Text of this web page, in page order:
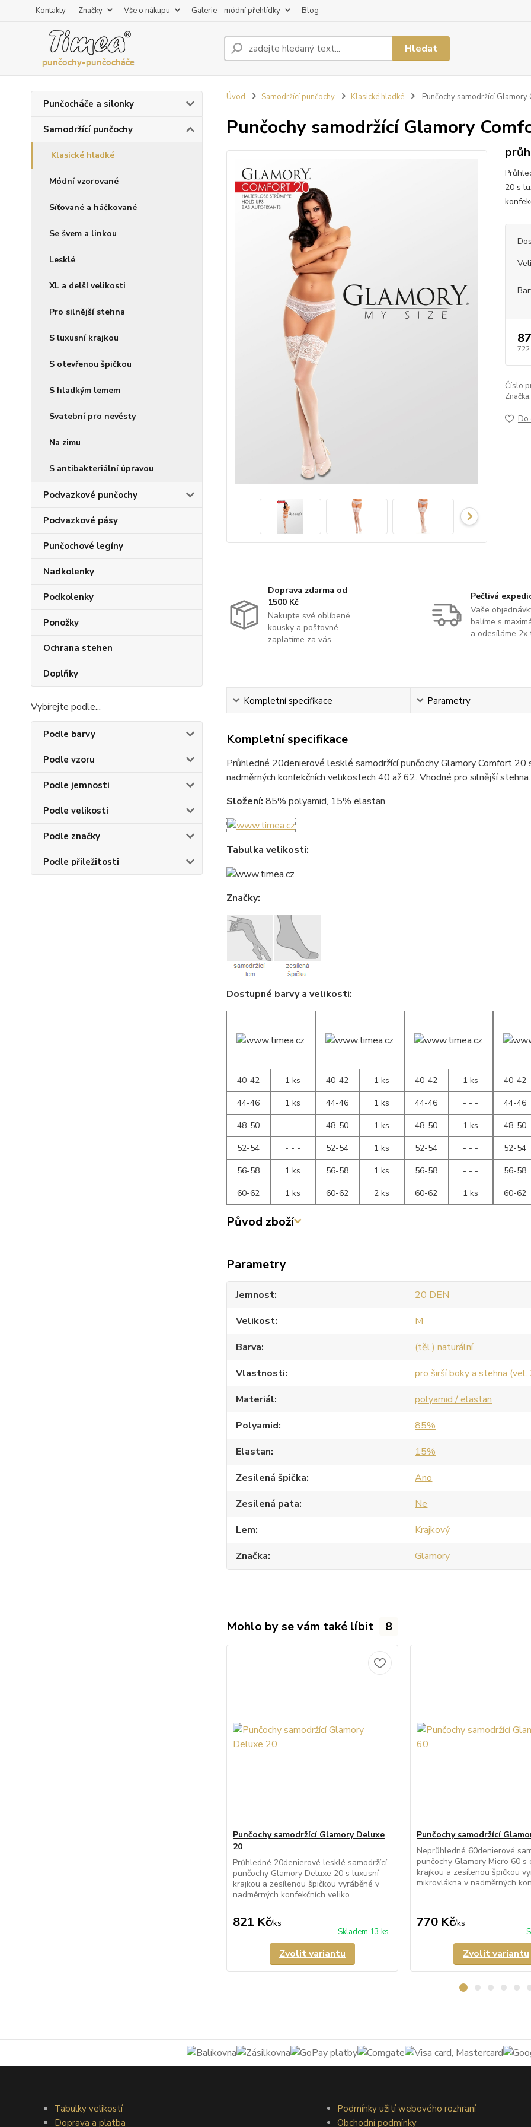
Kontakty Značky Vše o nákupu Galerie - módní přehlídky Blog
Hledat
Punčocháče a silonky
Samodržící punčochy
Klasické hladké
Módní vzorované
Síťované a háčkované
Se švem a linkou
Lesklé
XL a delší velikosti
Pro silnější stehna
S luxusní krajkou
S otevřenou špičkou
S hladkým lemem
Svatební pro nevěsty
Na zimu
S antibakteriální úpravou
Podvazkové punčochy
Podvazkové pásy
Punčochové legíny
Nadkolenky
Podkolenky
Ponožky
Ochrana stehen
Doplňky
Vybírejte podle...
Podle barvy
Podle vzoru
Podle jemnosti
Podle velikosti
Podle značky
Podle příležitosti
Úvod Samodržící punčochy Klasické hladké Punčochy samodržící
Punčochy samodržící Glamory
20 s
722
Číslo
Značka:
Do
Doprava zdarma od
1500 Kč
Nakupte své oblíbené
kousky a poštovné
zaplatíme za vás.
Pečlivá
Vaše
balíme s
a odesíláme 2x
Kompletní specifikace Parametry
Kompletní specifikace
Průhledné 20denierové lesklé samodržící punčochy Glamory Comfort 20
nadměrných konfekčních velikostech 40 až 62. Vhodné pro silnější stehna.
Složení: 85% polyamid, 15% elastan
Tabulka velikostí:
Značky:
Dostupné barvy a velikosti:
40-42
1 ks
44-46
1 ks
48-50
- - -
52-54
- - -
56-58
1 ks
60-62
1 ks
40-42
1 ks
44-46
1 ks
48-50
1 ks
52-54
1 ks
56-58
1 ks
60-62
2 ks
40-42
1 ks
44-46
- - -
48-50
1 ks
52-54
- - -
56-58
- - -
60-62
1 ks
40-42
44-46
48-50
52-54
56-58
60-62
Původ zboží
Parametry
Jemnost
20 DEN
Velikost
M
Barva
(těl.) naturální
Vlastnosti
pro širší boky a stehna (vel.
Materiál
polyamid / elastan
Polyamid
85%
Elastan
15%
Zesílená špička
Ano
Zesílená pata
Ne
Lem
Krajkový
Značka
Glamory
Mohlo by se vám také líbit 8
Punčochy samodržící Glamory Deluxe
20
Průhledné 20denierové lesklé samodržící
punčochy Glamory Deluxe 20 s luxusní
krajkou a zesílenou špičkou vyráběné v
nadměrných konfekčních veliko...
821 Kč/ks
Skladem 13 ks
Zvolit variantu
Punčochy samodržící
Neprůhledné 60denierové
punčochy Glamory Micro 60 s
krajkou a zesílenou špičkou
mikrovlákna v nadměrných
770 Kč/ks
Zvolit variantu
Tabulky velikostí
Doprava a platba
Podmínky užití webového rozhraní
Obchodní podmínky